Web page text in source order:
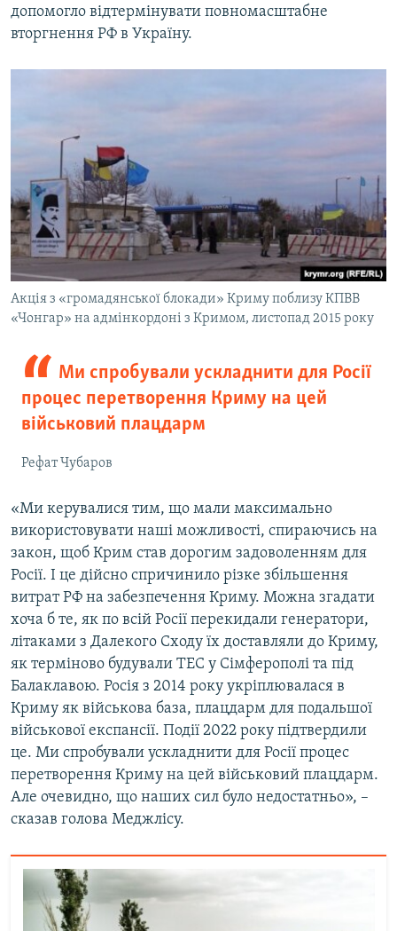
допомогло відтермінувати повномасштабне
вторгнення РФ в Україну.
Акція з «громадянської блокади» Криму поблизу КПВВ
«Чонгар» на адмінкордоні з Кримом, листопад 2015 року
Ми спробували ускладнити для Росії
процес перетворення Криму на цей
військовий плацдарм
Рефат Чубаров
«Ми керувалися тим, що мали максимально
використовувати наші можливості, спираючись на
закон, щоб Крим став дорогим задоволенням для
Росії. І це дійсно спричинило різке збільшення
витрат РФ на забезпечення Криму. Можна згадати
хоча б те, як по всій Росії перекидали генератори,
літаками з Далекого Сходу їх доставляли до Криму,
як терміново будували ТЕС у Сімферополі та під
Балаклавою. Росія з 2014 року укріплювалася в
Криму як військова база, плацдарм для подальшої
військової експансії. Події 2022 року підтвердили
це. Ми спробували ускладнити для Росії процес
перетворення Криму на цей військовий плацдарм.
Але очевидно, що наших сил було недостатньо», –
сказав голова Меджлісу.